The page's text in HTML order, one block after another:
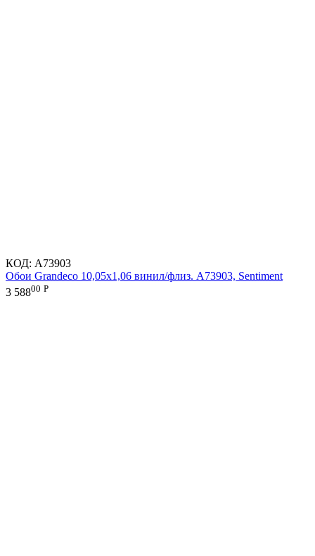
КОД: A73903
Обои Grandeco 10,05х1,06 винил/флиз. A73903, Sentiment
3 58800 Р